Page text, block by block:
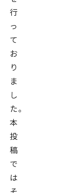
行
っ
て
お
り
ま
し
た。
本
投
稿
で
は